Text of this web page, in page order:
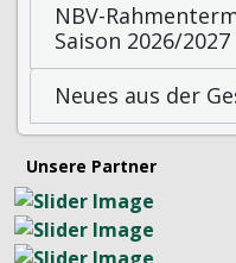
NBV-
Saison 2026/
Neues aus der
Unsere Partner